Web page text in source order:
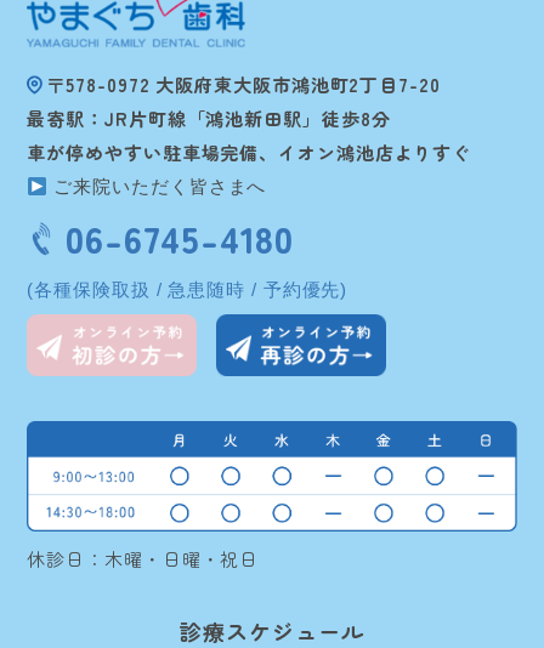
〒578-0972 大阪府東大阪市鴻池町2丁目7-20
最寄駅：JR片町線「鴻池新田駅」徒歩8分
車が停めやすい駐車場完備、イオン鴻池店よりすぐ
ご来院いただく皆さまへ
06-6745-4180
(各種保険取扱 / 急患随時 / 予約優先)
休診日：木曜・日曜・祝日
診療スケジュール